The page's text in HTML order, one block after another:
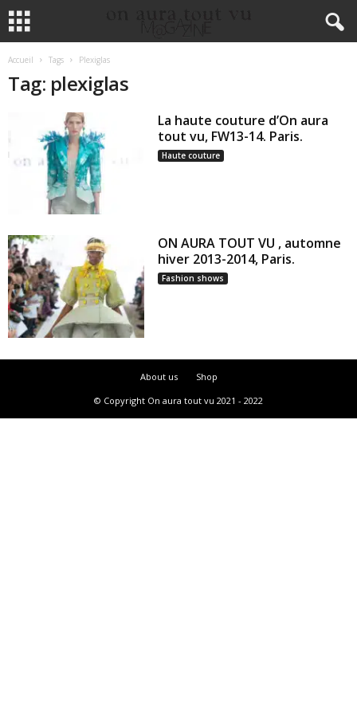
Accueil Tags Plexiglas
Tag: plexiglas
La haute couture d’On aura
tout vu, FW13-14. Paris.
Haute couture
ON AURA TOUT VU , automne
hiver 2013-2014, Paris.
Fashion shows
About us
Shop
© Copyright On aura tout vu 2021 - 2022